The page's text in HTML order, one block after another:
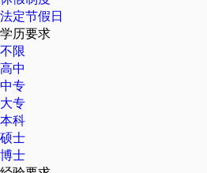
法定节假日
学历要求
不限
高中
中专
大专
本科
硕士
博士